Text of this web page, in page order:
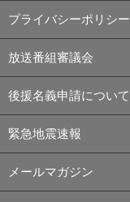
プライバシーポリシー
放送番組審議会
後援名義申請について
緊急地震速報
メールマガジン